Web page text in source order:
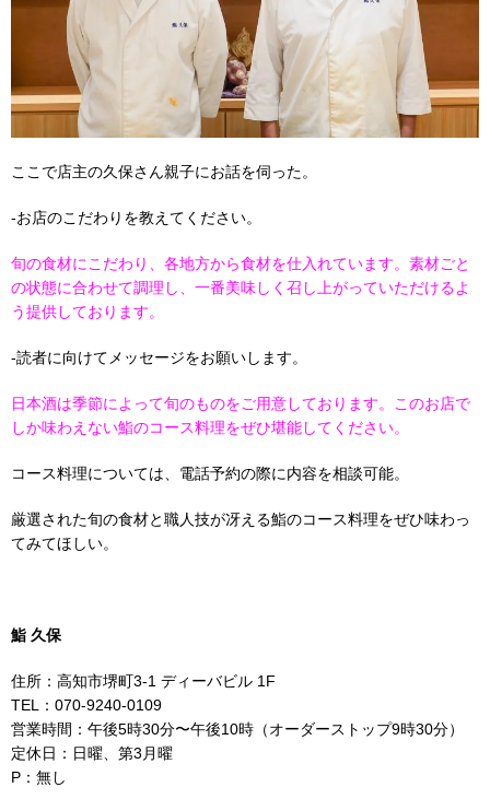
ここで店主の久保さん親子にお話を伺った。
-お店のこだわりを教えてください。
旬の食材にこだわり、各地方から食材を仕入れています。素材ごと
の状態に合わせて調理し、一番美味しく召し上がっていただけるよ
う提供しております。
-読者に向けてメッセージをお願いします。
日本酒は季節によって旬のものをご用意しております。このお店で
しか味わえない鮨のコース料理をぜひ堪能してください。
コース料理については、電話予約の際に内容を相談可能。
厳選された旬の食材と職人技が冴える鮨のコース料理をぜひ味わっ
てみてほしい。
鮨 久保
住所：高知市堺町3-1 ディーバビル 1F
TEL：070-9240-0109
営業時間：午後5時30分〜午後10時（オーダーストップ9時30分）
定休日：日曜、第3月曜
P：無し